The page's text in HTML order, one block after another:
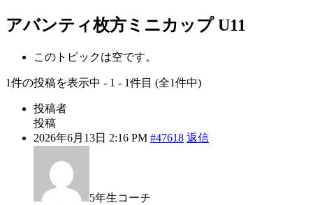
アバンティ枚方ミニカップ U11
このトピックは空です。
1件の投稿を表示中 - 1 - 1件目 (全1件中)
投稿者
投稿
2026年6月13日 2:16 PM #47618 返信
5年生コーチ